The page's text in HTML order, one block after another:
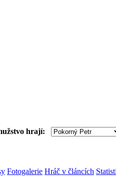
hrají:
Fotogalerie Hráč v článcích